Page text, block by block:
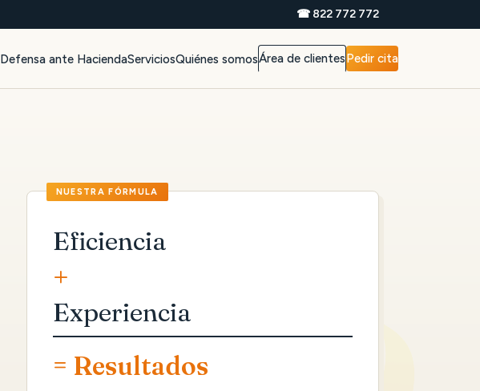
☎ 822 772 772
Defensa ante HaciendaServiciosQuiénes somosÁrea de clientesPedir cita
Eficiencia
+
Experiencia
= Resultados